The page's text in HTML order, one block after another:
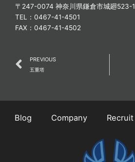
〒247-0074 神奈川県鎌倉市城廻523-1
TEL：0467-41-4501
FAX：0467-41-4502
Prev
PREVIOUS
五重塔
Blog Company Recruit